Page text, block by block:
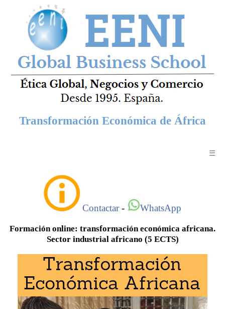
Transformación Económica de África
☰
Contactar- WhatsApp
Formación online: transformación económica africana.
Sector industrial africano (5 ECTS)